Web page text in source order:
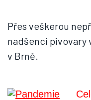
Přes veškerou
nadšenci pivovary
v Brně.